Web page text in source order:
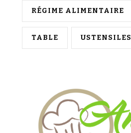
RÉGIME ALIMENTAIRE
TABLE USTENSILES